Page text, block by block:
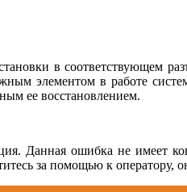
в соответствующем
элементом в работе
ее восстановлением.
Данная ошибка не имеет
за помощью к